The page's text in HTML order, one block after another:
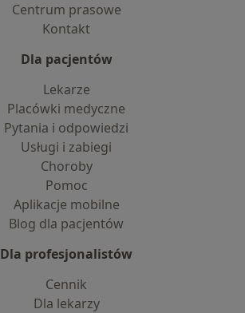
Centrum prasowe
Kontakt
Dla pacjentów
Lekarze
Placówki medyczne
Pytania i odpowiedzi
Usługi i zabiegi
Choroby
Pomoc
Aplikacje mobilne
Blog dla pacjentów
Dla profesjonalistów
Cennik
Dla lekarzy